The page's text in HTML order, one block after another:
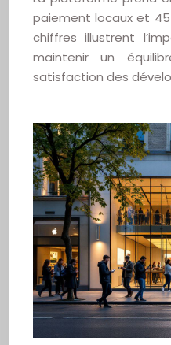
paiement locaux et
chiffres illustrent
maintenir un
satisfaction des